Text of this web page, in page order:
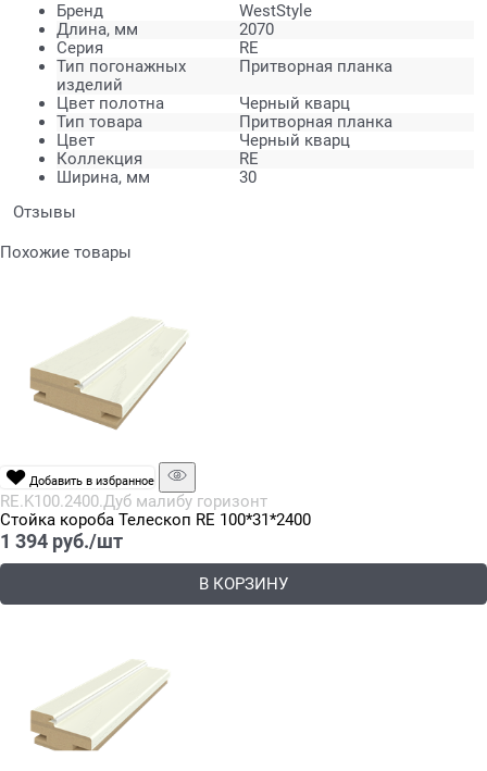
Бренд
WestStyle
Длина, мм
2070
Серия
RE
Тип погонажных
изделий
Притворная планка
Цвет полотна
Черный кварц
Тип товара
Притворная планка
Цвет
Черный кварц
Коллекция
RE
Ширина, мм
30
Отзывы
Похожие товары
Добавить в избранное
RE.K100.2400.Дуб малибу горизонт
Стойка короба Телескоп RE 100*31*2400
1 394 руб./шт
В КОРЗИНУ